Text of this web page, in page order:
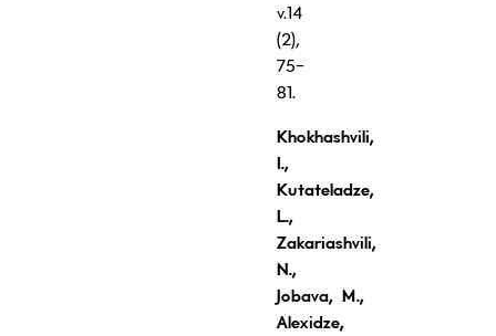
v.14
(2),
75-
81.
Khokhashvili,
I.,
Kutateladze,
L.,
Zakariashvili,
N.,
Jobava, M.,
Alexidze,